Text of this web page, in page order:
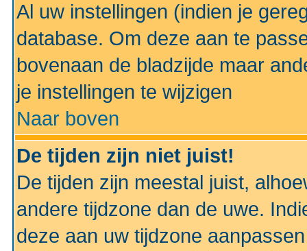
Al uw instellingen (indien je
database. Om deze aan te
bovenaan de bladzijde maar
je instellingen te wijzigen
Naar boven
De tijden zijn niet juist!
De tijden zijn meestal juist,
andere tijdzone dan de uwe.
deze aan uw tijdzone